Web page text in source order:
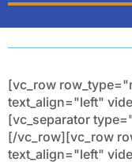
[vc_row
text_align="left"
[vc_separator
[/vc_row][vc_row
text_align="left"